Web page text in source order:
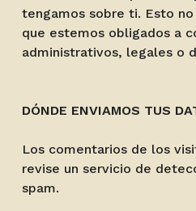
tengamos sobre ti. Esto
que estemos obligados a
administrativos, legales o
DÓNDE ENVIAMOS TUS
Los comentarios de los
revise un servicio de
spam.